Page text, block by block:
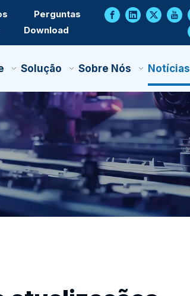
Perguntas
Download
Solução Sobre Nós Notícias